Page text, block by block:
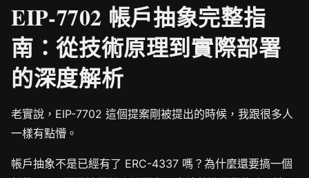
EIP-7702 帳戶抽象完整指
南：從技術原理到實際部署
的深度解析
老實說，EIP-7702 這個提案剛被提出的時候，我跟很多人
一樣有點懵。
帳戶抽象不是已經有了 ERC-4337 嗎？為什麼還要搞一個